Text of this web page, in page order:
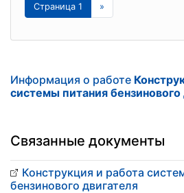
Страница 1 »
Информация о работе
системы питания бензинового
Связанные документы
Конструкция и работа
бензинового двигателя